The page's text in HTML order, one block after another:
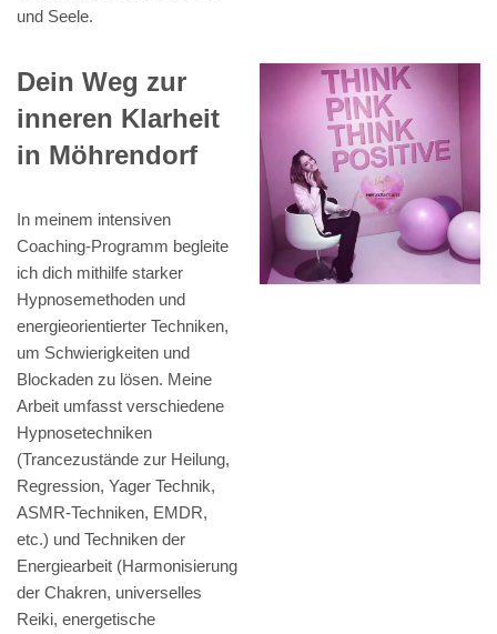
und Seele.
Dein Weg zur
inneren Klarheit
in Möhrendorf
In meinem intensiven
Coaching-Programm begleite
ich dich mithilfe starker
Hypnosemethoden und
energieorientierter Techniken,
um Schwierigkeiten und
Blockaden zu lösen. Meine
Arbeit umfasst verschiedene
Hypnosetechniken
(Trancezustände zur Heilung,
Regression, Yager Technik,
ASMR-Techniken, EMDR,
etc.) und Techniken der
Energiearbeit (Harmonisierung
der Chakren, universelles
Reiki, energetische